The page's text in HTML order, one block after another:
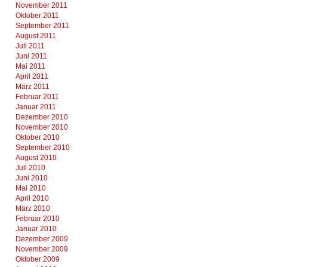
November 2011
Oktober 2011
September 2011
August 2011
Juli 2011
Juni 2011
Mai 2011
April 2011
März 2011
Februar 2011
Januar 2011
Dezember 2010
November 2010
Oktober 2010
September 2010
August 2010
Juli 2010
Juni 2010
Mai 2010
April 2010
März 2010
Februar 2010
Januar 2010
Dezember 2009
November 2009
Oktober 2009